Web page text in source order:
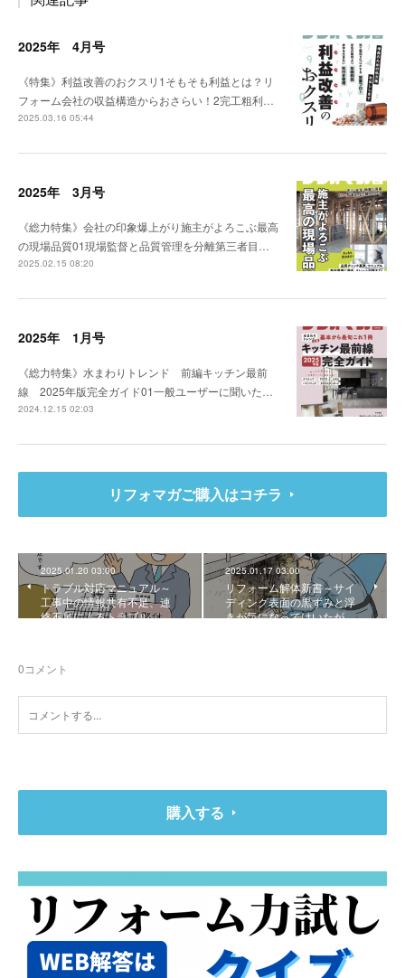
2025年 4月号
《特集》利益改善のおクスリ1そもそも利益とは？リ
フォーム会社の収益構造からおさらい！2完工粗利…
2025.03.16 05:44
2025年 3月号
《総力特集》会社の印象爆上がり施主がよろこぶ最高
の現場品質01現場監督と品質管理を分離第三者目…
2025.02.15 08:20
2025年 1月号
《総力特集》水まわりトレンド 前編キッチン最前
線 2025年版完全ガイド01一般ユーザーに聞いた…
2024.12.15 02:03
リフォマガご購入はコチラ
2025.01.20 03:00
トラブル対応マニュアル～
工事中の情報共有不足、連
絡不足によるトラブル
2025.01.17 03:00
リフォーム解体新書～サイ
ディング表面の黒ずみと浮
きが気になってはいたが…
0コメント
購入する